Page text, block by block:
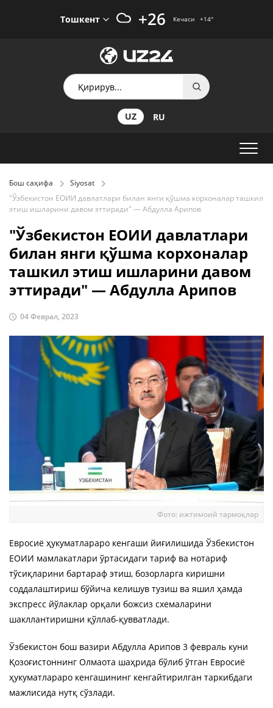
Тошкент +26 Кечаси +14°
UZ RU
Бош саҳифа
Siyosat
"Ўзбекистон ЕОИИ давлатлари билан янги қўшма корхоналар ташкил
этиш ишларини давом эттиради" — Абдулла Арипов
"Ўзбекистон ЕОИИ давлатлари
билан янги қўшма корхоналар
ташкил этиш ишларини давом
эттиради" — Абдулла Арипов
04 Феврал, 2023
Фото: ижтимоий тармоқлар
Евросиё ҳукуматлараро кенгаши йиғилишида Ўзбекистон
ЕОИИ мамлакатлари ўртасидаги тариф ва нотариф
тўсиқларини бартараф этиш, бозорларга киришни
соддалаштириш бўйича келишув тузиш ва яшил ҳамда
экспресс йўлаклар орқали божсиз схемаларини
шакллантиришни қўллаб-қувватлади.
Ўзбекистон бош вазири Абдулла Арипов 3 февраль куни
Қозоғистоннинг Олмаота шаҳрида бўлиб ўтган Евросиё
ҳукуматлараро кенгашининг кенгайтирилган таркибдаги
мажлисида нутқ сўзлади.